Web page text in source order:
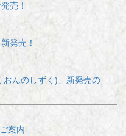
売！
発売！
おんのしずく)」新発売の
案内